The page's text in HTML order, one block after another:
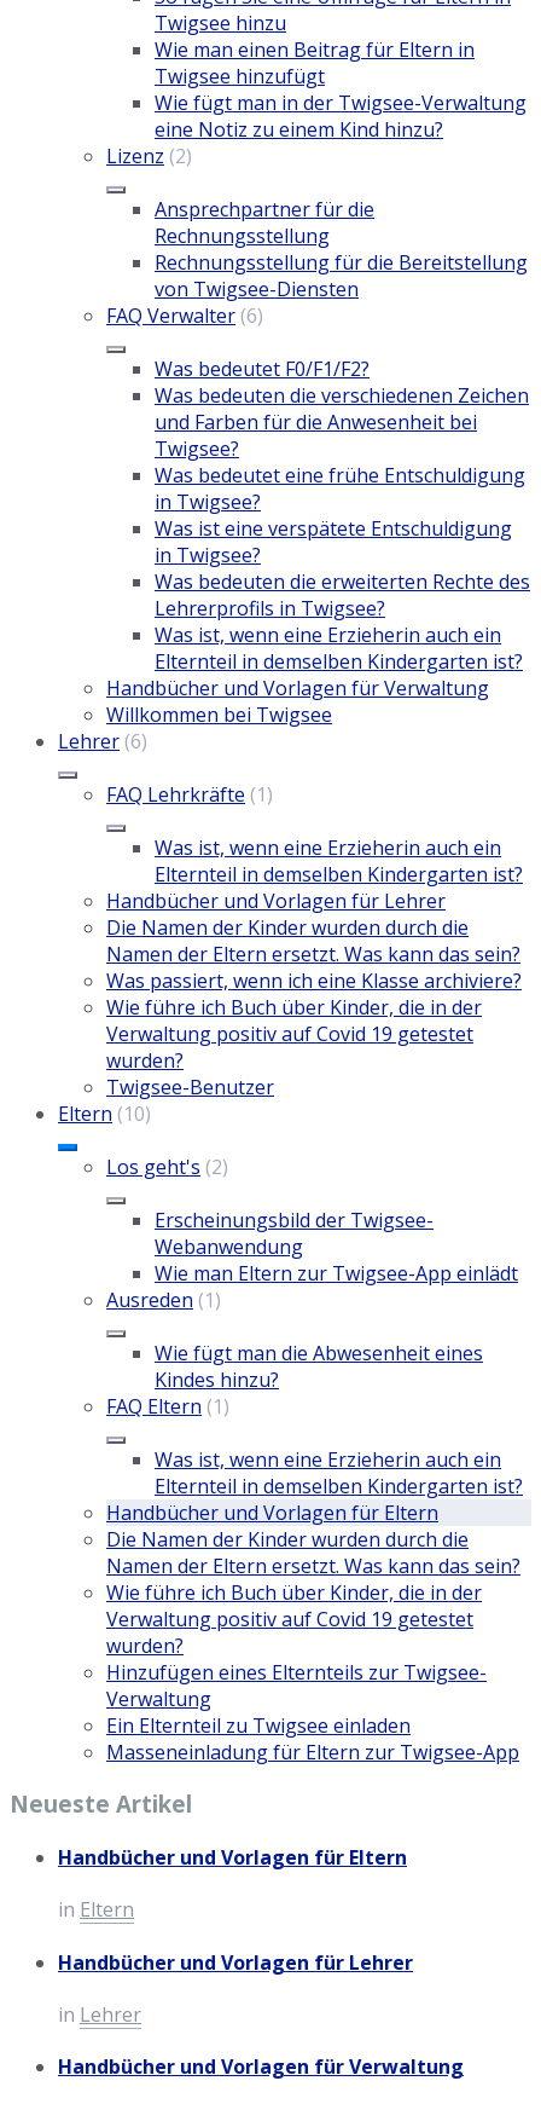
Twigsee hinzu
Wie man einen Beitrag für Eltern in
Twigsee hinzufügt
Wie fügt man in der Twigsee-Verwaltung
eine Notiz zu einem Kind hinzu?
Lizenz (2)
Ansprechpartner für die
Rechnungsstellung
Rechnungsstellung für die Bereitstellung
von Twigsee-Diensten
FAQ Verwalter (6)
Was bedeutet F0/F1/F2?
Was bedeuten die verschiedenen Zeichen
und Farben für die Anwesenheit bei
Twigsee?
Was bedeutet eine frühe Entschuldigung
in Twigsee?
Was ist eine verspätete Entschuldigung
in Twigsee?
Was bedeuten die erweiterten Rechte des
Lehrerprofils in Twigsee?
Was ist, wenn eine Erzieherin auch ein
Elternteil in demselben Kindergarten ist?
Handbücher und Vorlagen für Verwaltung
Willkommen bei Twigsee
Lehrer (6)
FAQ Lehrkräfte (1)
Was ist, wenn eine Erzieherin auch ein
Elternteil in demselben Kindergarten ist?
Handbücher und Vorlagen für Lehrer
Die Namen der Kinder wurden durch die
Namen der Eltern ersetzt. Was kann das sein?
Was passiert, wenn ich eine Klasse archiviere?
Wie führe ich Buch über Kinder, die in der
Verwaltung positiv auf Covid 19 getestet
wurden?
Twigsee-Benutzer
Eltern (10)
Los geht's (2)
Erscheinungsbild der Twigsee-
Webanwendung
Wie man Eltern zur Twigsee-App einlädt
Ausreden (1)
Wie fügt man die Abwesenheit eines
Kindes hinzu?
FAQ Eltern (1)
Was ist, wenn eine Erzieherin auch ein
Elternteil in demselben Kindergarten ist?
Handbücher und Vorlagen für Eltern
Die Namen der Kinder wurden durch die
Namen der Eltern ersetzt. Was kann das sein?
Wie führe ich Buch über Kinder, die in der
Verwaltung positiv auf Covid 19 getestet
wurden?
Hinzufügen eines Elternteils zur Twigsee-
Verwaltung
Ein Elternteil zu Twigsee einladen
Masseneinladung für Eltern zur Twigsee-App
Neueste Artikel
Handbücher und Vorlagen für Eltern
in Eltern
Handbücher und Vorlagen für Lehrer
in Lehrer
Handbücher und Vorlagen für Verwaltung